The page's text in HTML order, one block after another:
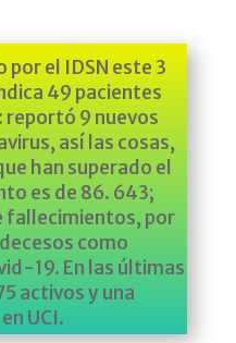
el IDSN este 3
49 pacientes
reportó 9 nuevos
así las cosas,
han superado el
es de 86. 643;
fallecimientos, por
como
19. En las últimas
activos y una
UCI.